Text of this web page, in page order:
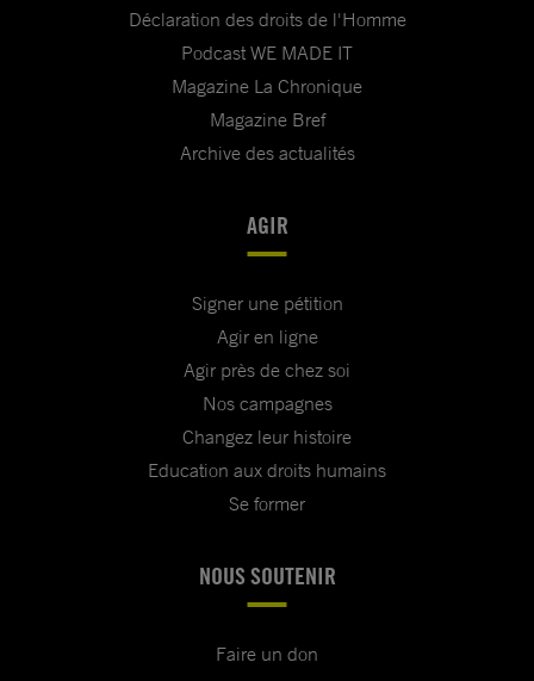
Déclaration des droits de l'Homme
Podcast WE MADE IT
Magazine La Chronique
Magazine Bref
Archive des actualités
AGIR
Signer une pétition
Agir en ligne
Agir près de chez soi
Nos campagnes
Changez leur histoire
Education aux droits humains
Se former
NOUS SOUTENIR
Faire un don